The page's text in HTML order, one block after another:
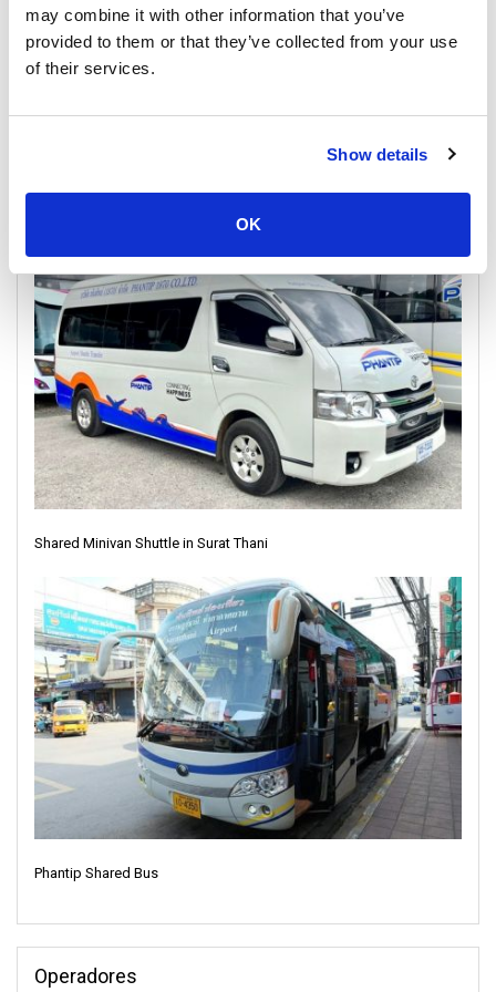
may combine it with other information that you’ve
provided to them or that they’ve collected from your use
of their services.
Show details
OK
Shared Minivan Shuttle in Surat Thani
Phantip Shared Bus
Operadores